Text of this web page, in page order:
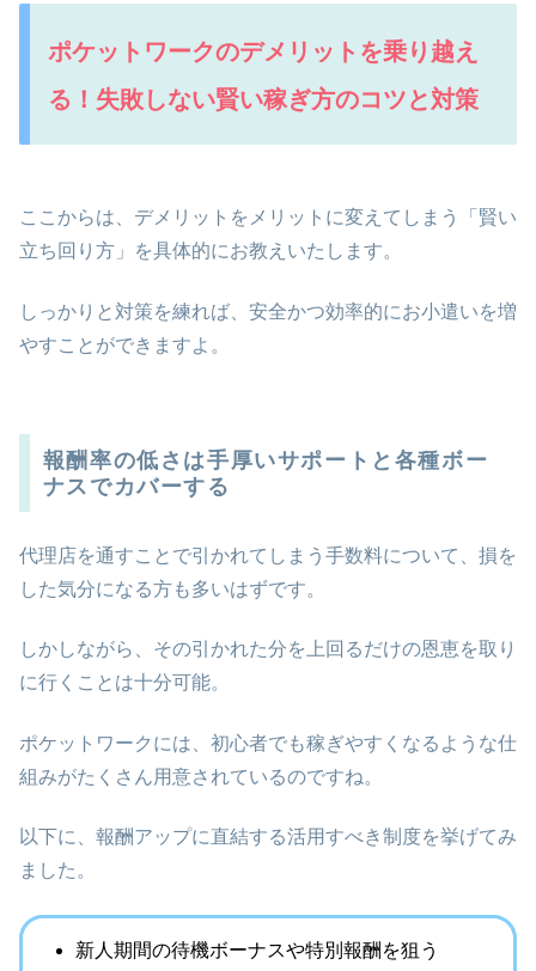
ポケットワークのデメリットを乗り越え
る！失敗しない賢い稼ぎ方のコツと対策
ここからは、デメリットをメリットに変えてしまう「賢い
立ち回り方」を具体的にお教えいたします。
しっかりと対策を練れば、安全かつ効率的にお小遣いを増
やすことができますよ。
報酬率の低さは手厚いサポートと各種ボー
ナスでカバーする
代理店を通すことで引かれてしまう手数料について、損を
した気分になる方も多いはずです。
しかしながら、その引かれた分を上回るだけの恩恵を取り
に行くことは十分可能。
ポケットワークには、初心者でも稼ぎやすくなるような仕
組みがたくさん用意されているのですね。
以下に、報酬アップに直結する活用すべき制度を挙げてみ
ました。
新人期間の待機ボーナスや特別報酬を狙う